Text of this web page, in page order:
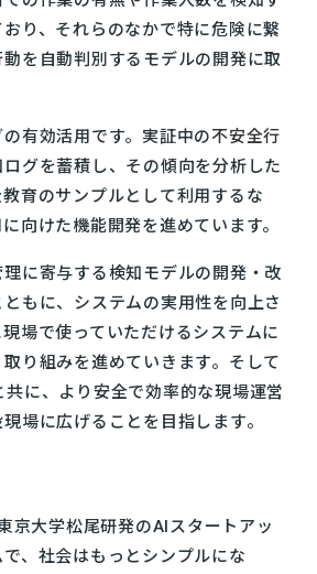
り、それらのなかで特に危険に繋
を自動判別するモデルの開発に取
有効活用です。実証中の不安全行
グを蓄積し、その傾向を分析した
育のサンプルとして利用するな
向けた機能開発を進めています。
に寄与する検知モデルの開発・改
もに、システムの実用性を向上さ
場で使っていただけるシステムに
り組みを進めていきます。そして
共に、より安全で効率的な現場運営
場に広げることを目指します。
京大学松尾研発のAIスタートアッ
、社会はもっとシンプルにな